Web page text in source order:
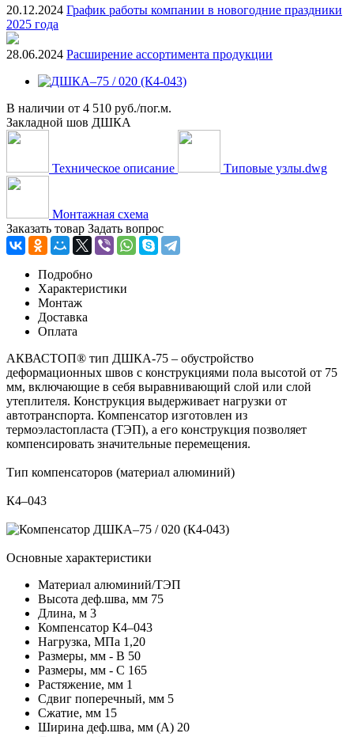
20.12.2024 График работы компании в новогодние праздники
2025 года
28.06.2024 Расширение ассортимента продукции
В наличии от 4 510 руб./пог.м.
Закладной шов ДШКА
Техническое описание Типовые узлы.dwg
Монтажная схема
Заказать товар Задать вопрос
Подробно
Характеристики
Монтаж
Доставка
Оплата
АКВАСТОП® тип ДШКА-75 – обустройство
деформационных швов с конструкциями пола высотой от 75
мм, включающие в себя выравнивающий слой или слой
утеплителя. Конструкция выдерживает нагрузки от
автотранспорта. Компенсатор изготовлен из
термоэластопласта (ТЭП), а его конструкция позволяет
компенсировать значительные перемещения.
Тип компенсаторов (материал алюминий)
К4–043
Основные характеристики
Материал алюминий/ТЭП
Высота деф.шва, мм 75
Длина, м 3
Компенсатор К4–043
Нагрузка, МПа 1,20
Размеры, мм - В 50
Размеры, мм - С 165
Растяжение, мм 1
Сдвиг поперечный, мм 5
Сжатие, мм 15
Ширина деф.шва, мм (А) 20